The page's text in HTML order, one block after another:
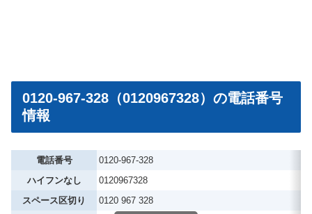
0120-967-328（0120967328）の電話番号
情報
電話番号
0120-967-328
ハイフンなし
0120967328
スペース区切り
0120 967 328